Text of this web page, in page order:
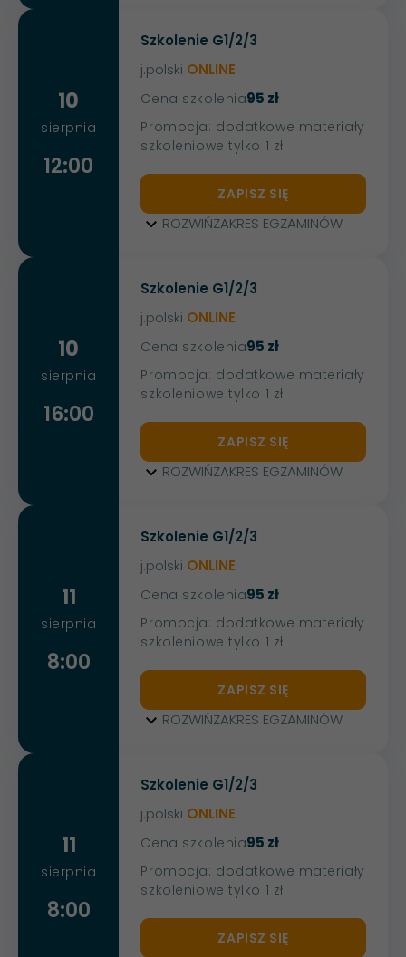
10
sierpnia
12:00
Szkolenie G1/2/3
j.polski ONLINE
95 zł
Cena szkolenia
Promocja: dodatkowe materiały
szkoleniowe tylko 1 zł
ZAPISZ SIĘ
ROZWIŃZAKRES EGZAMINÓW
10
sierpnia
16:00
Szkolenie G1/2/3
j.polski ONLINE
95 zł
Cena szkolenia
Promocja: dodatkowe materiały
szkoleniowe tylko 1 zł
ZAPISZ SIĘ
ROZWIŃZAKRES EGZAMINÓW
11
sierpnia
8:00
Szkolenie G1/2/3
j.polski ONLINE
95 zł
Cena szkolenia
Promocja: dodatkowe materiały
szkoleniowe tylko 1 zł
ZAPISZ SIĘ
ROZWIŃZAKRES EGZAMINÓW
11
sierpnia
8:00
Szkolenie G1/2/3
j.polski ONLINE
95 zł
Cena szkolenia
Promocja: dodatkowe materiały
szkoleniowe tylko 1 zł
ZAPISZ SIĘ